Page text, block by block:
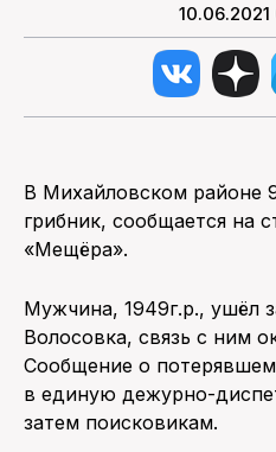
В Михайловском районе
грибник, сообщается на
«Мещёра».
Мужчина, 1949г.р., ушёл
Волосовка, связь с ним
Сообщение о
в единую дежурно-
затем поисковикам.